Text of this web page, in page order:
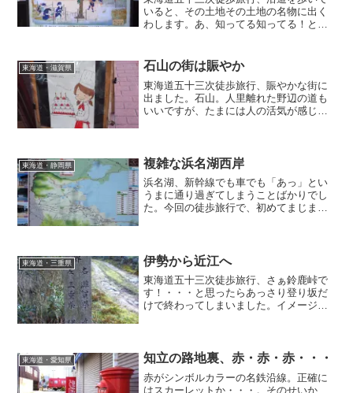
いると、その土地その土地の名物に出く
わします。あ、知ってる知ってる！とい
なもんだと気付かされること多々。水口
の干瓢もまさに後者。もうちょっと下調
べしたほうがよさそうだったです。
東海道・滋賀県 石山の街は賑やか
東海道五十三次徒歩旅行、賑やかな街に
出ました。石山。人里離れた野辺の道も
いいですが、たまには人の活気が感じら
も目新しさを感じたような気がしまし
た。このケーキを持った女の子の絵、い
いなぁ♪
東海道・静岡県 複雑な浜名湖西岸
浜名湖、新幹線でも車でも「あっ」とい
うまに通り過ぎてしまうことばかりでし
た。今回の徒歩旅行で、初めてまじまじ
く、久しぶりに1/25000の地形図見てみよ
うか。
東海道・三重県 伊勢から近江へ
東海道五十三次徒歩旅行、さぁ鈴鹿峠で
す！・・・と思ったらあっさり登り坂だ
けで終わってしまいました。イメージ的
なる県・滋賀県に突入です。
東海道・愛知県 知立の路地裏、赤・赤・赤・・・
赤がシンボルカラーの名鉄沿線。正確に
はスカーレットか・・・。そのせいか